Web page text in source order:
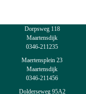
Dorpsweg 118
Maartensdijk
0346-211235
Maertensplein 23
Maartensdijk
0346-211456
Dolderseweg 95A2